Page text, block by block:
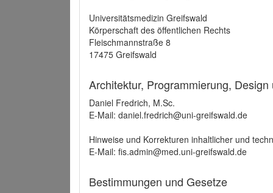
Universitätsmedizin Greifswald
Körperschaft des öffentlichen Rechts
Fleischmannstraße 8
17475 Greifswald
Architektur, Programmierung,
Daniel Fredrich, M.Sc.
E-Mail: daniel.fredrich@uni-greifswald.de
Hinweise und Korrekturen inhaltlicher und
E-Mail: fis.admin@med.uni-greifswald.de
Bestimmungen und Gesetze